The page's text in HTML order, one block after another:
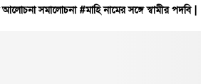
সমালোচনা #মাহি নামের সঙ্গে স্বামীর পদবি |